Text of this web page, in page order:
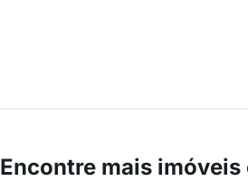
Encontre mais